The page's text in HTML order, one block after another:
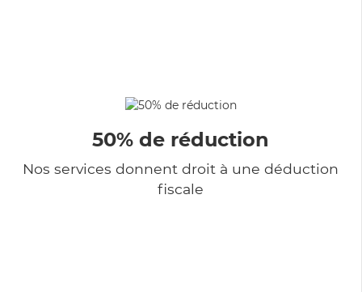
50% de réduction
Nos services donnent droit à une déduction
fiscale